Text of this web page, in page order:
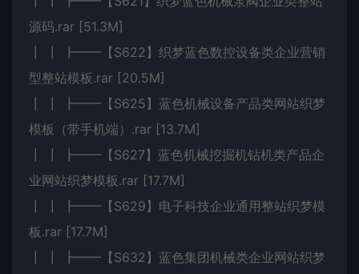
源码.rar [51.3M]
┃ ┃ ┣━━【S622】织梦蓝色数控设备类企业营销
型整站模板.rar [20.5M]
┃ ┃ ┣━━【S625】蓝色机械设备产品类网站织梦
模板（带手机端）.rar [13.7M]
┃ ┃ ┣━━【S627】蓝色机械挖掘机钻机类产品企
业网站织梦模板.rar [17.7M]
┃ ┃ ┣━━【S629】电子科技企业通用整站织梦模
板.rar [17.7M]
┃ ┃ ┣━━【S632】蓝色集团机械类企业网站织梦